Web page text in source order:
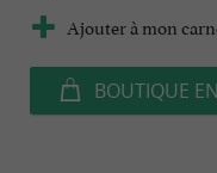
Ajouter à mon
BOUTIQUE